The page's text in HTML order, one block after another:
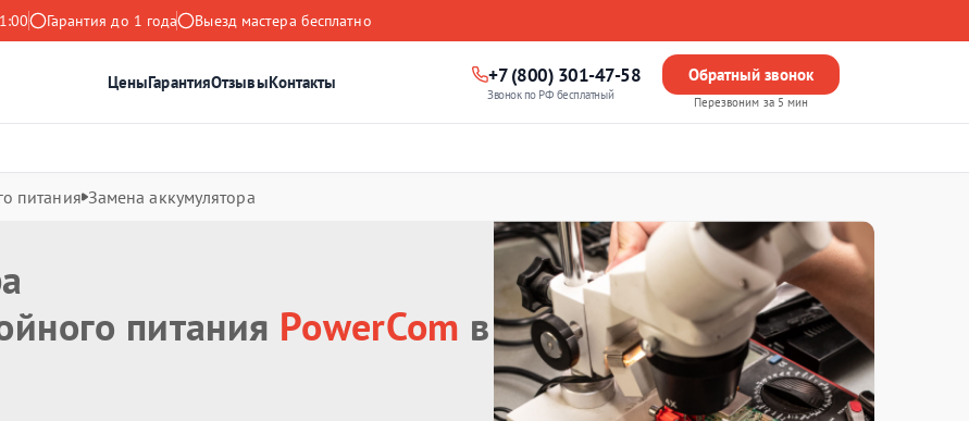
Гарантия до 1 года Выезд мастера бесплатно
ЦеныГарантияОтзывыКонтакты +7 (800) 301-47-58
Звонок по РФ бесплатный
Обратный звонок
Перезвоним за 5 мин
питания Замена аккумулятора
питания PowerCom в